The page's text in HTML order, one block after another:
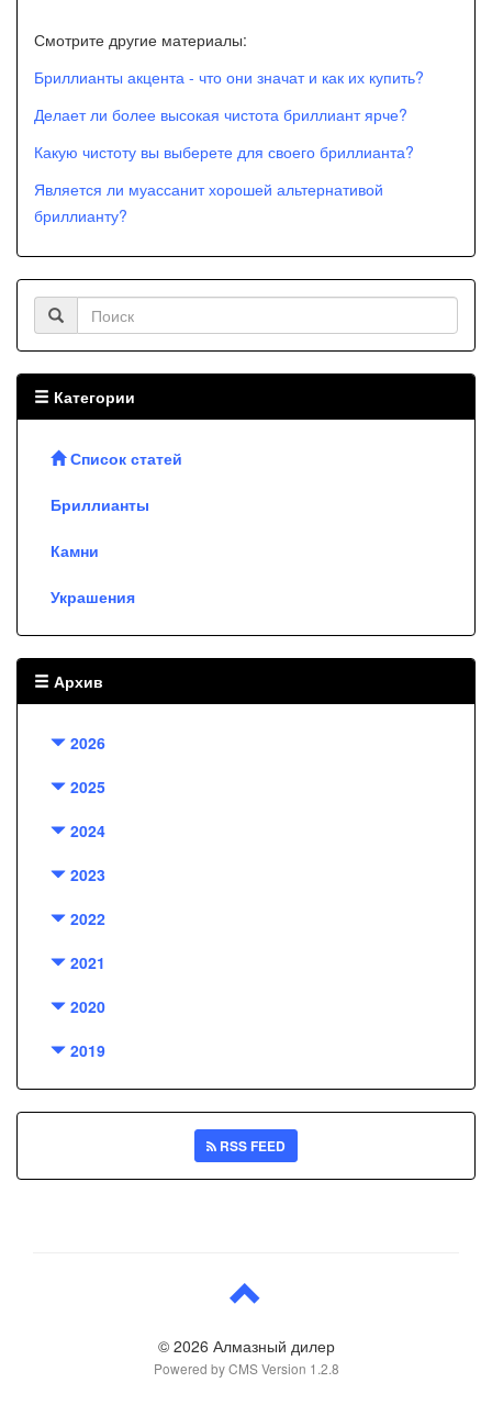
Смотрите другие материалы:
Бриллианты акцента - что они значат и как их купить?
Делает ли более высокая чистота бриллиант ярче?
Какую чистоту вы выберете для своего бриллианта?
Является ли муассанит хорошей альтернативой
бриллианту?
Категории
Список статей
Бриллианты
Камни
Украшения
Архив
2026
2025
2024
2023
2022
2021
2020
2019
RSS FEED
© 2026 Алмазный дилер
Powered by CMS Version 1.2.8